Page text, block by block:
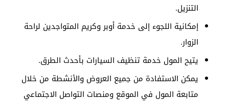
التنزيل.
إمكانية اللجوء إلى خدمة أوبر وكريم المتواجدين لراحة
الزوار.
يتيح المول خدمة تنظيف السيارات بأحدث الطرق.
يمكن الاستفادة من جميع العروض والأنشطة من خلال
متابعة المول في الموقع ومنصات التواصل الاجتماعي